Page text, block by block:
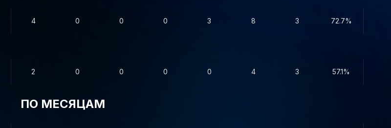
4 0 0 0 3 8 3 72.7%
2 0 0 0 0 4 3 57.1%
ПО МЕСЯЦАМ